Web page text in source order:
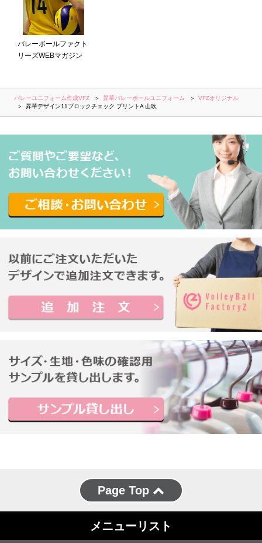
バレーボールファクト
リーズWEBマガジン
バレーユニフォーム作成VFZ 昇華バレーボールユニフォーム
VFZオリジナル
昇華デザイン11ブロックチェック プリントA 山吹
Page Top
メニューリスト